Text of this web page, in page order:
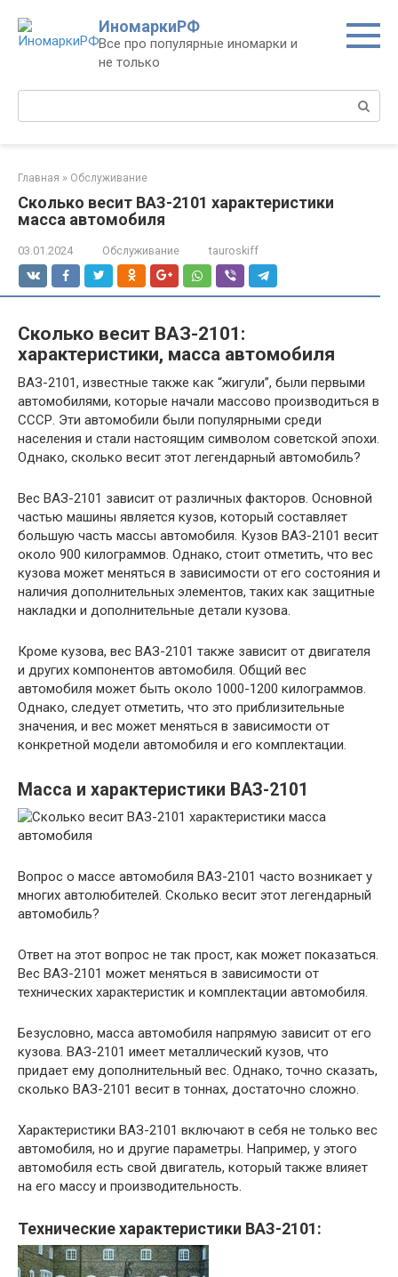
контенту
ИномаркиРФ
Все про популярные иномарки и
не только
Поиск:
Главная » Обслуживание
Сколько весит ВАЗ-2101 характеристики
масса автомобиля
03.01.2024 Обслуживание tauroskiff
Сколько весит ВАЗ-2101:
характеристики, масса автомобиля
ВАЗ-2101, известные также как “жигули”, были первыми
автомобилями, которые начали массово производиться в
СССР. Эти автомобили были популярными среди
населения и стали настоящим символом советской эпохи.
Однако, сколько весит этот легендарный автомобиль?
Вес ВАЗ-2101 зависит от различных факторов. Основной
частью машины является кузов, который составляет
большую часть массы автомобиля. Кузов ВАЗ-2101 весит
около 900 килограммов. Однако, стоит отметить, что вес
кузова может меняться в зависимости от его состояния и
наличия дополнительных элементов, таких как защитные
накладки и дополнительные детали кузова.
Кроме кузова, вес ВАЗ-2101 также зависит от двигателя
и других компонентов автомобиля. Общий вес
автомобиля может быть около 1000-1200 килограммов.
Однако, следует отметить, что это приблизительные
значения, и вес может меняться в зависимости от
конкретной модели автомобиля и его комплектации.
Масса и характеристики ВАЗ-2101
Вопрос о массе автомобиля ВАЗ-2101 часто возникает у
многих автолюбителей. Сколько весит этот легендарный
автомобиль?
Ответ на этот вопрос не так прост, как может показаться.
Вес ВАЗ-2101 может меняться в зависимости от
технических характеристик и комплектации автомобиля.
Безусловно, масса автомобиля напрямую зависит от его
кузова. ВАЗ-2101 имеет металлический кузов, что
придает ему дополнительный вес. Однако, точно сказать,
сколько ВАЗ-2101 весит в тоннах, достаточно сложно.
Характеристики ВАЗ-2101 включают в себя не только вес
автомобиля, но и другие параметры. Например, у этого
автомобиля есть свой двигатель, который также влияет
на его массу и производительность.
Технические характеристики ВАЗ-2101: